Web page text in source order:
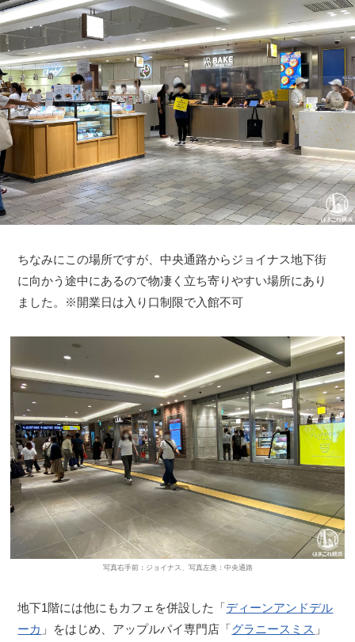
ちなみにこの場所ですが、中央通路からジョイナス地下街
に向かう途中にあるので物凄く立ち寄りやすい場所にあり
ました。※開業日は入り口制限で入館不可
写真右手前：ジョイナス、写真左奥：中央通路
地下1階には他にもカフェを併設した「ディーンアンドデル
ーカ 」をはじめ、アップルパイ専門店「グラニースミス 」